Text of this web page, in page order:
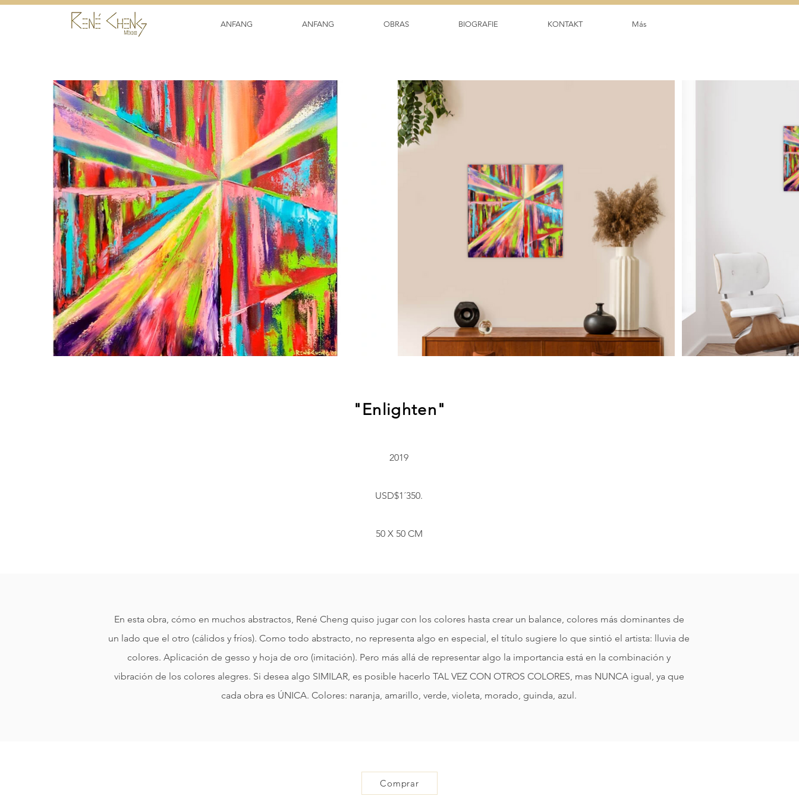
ANFANG ANFANG OBRAS BIOGRAFIE KONTAKT Más
"Enlighten"
2019
USD$1´350.
​50 X 50 CM
En esta obra, cómo en muchos abstractos, René Cheng quiso jugar con los colores hasta crear un balance, colores más dominantes de
un lado que el otro (cálidos y fríos). Como todo abstracto, no representa algo en especial, el título sugiere lo que sintió el artista: lluvia de
colores. Aplicación de gesso y hoja de oro (imitación). Pero más allá de representar algo la importancia está en la combinación y
vibración de los colores alegres. Si desea algo SIMILAR, es posible hacerlo TAL VEZ CON OTROS COLORES, mas NUNCA igual, ya que
cada obra es ÚNICA. Colores: naranja, amarillo, verde, violeta, morado, guinda, azul.
Comprar